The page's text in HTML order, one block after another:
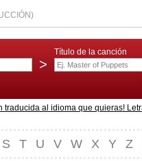
>
Título de la canción
traducida al idioma que quieras!
S T U V W X Y Z